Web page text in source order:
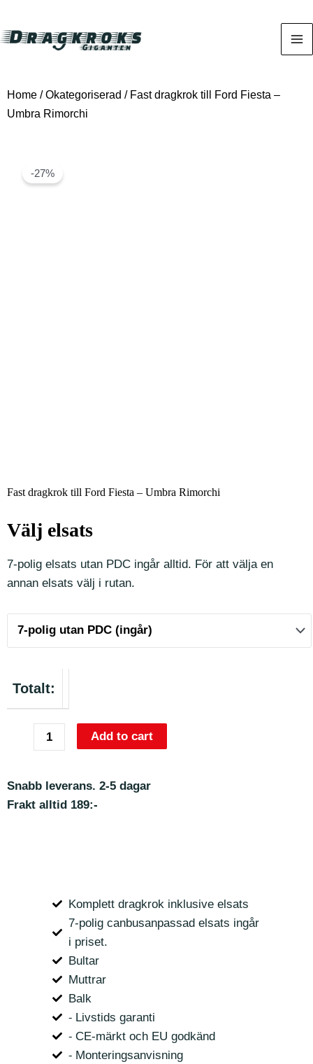
Home /Okategoriserad / Fast dragkrok till Ford Fiesta –
Umbra Rimorchi
-27%
Fast dragkrok till Ford Fiesta – Umbra Rimorchi
Välj elsats
7-polig elsats utan PDC ingår alltid. För att välja en
annan elsats välj i rutan.
Totalt:
Add to cart
Snabb leverans. 2-5 dagar
Frakt alltid 189:-
Komplett dragkrok inklusive elsats
7-polig canbusanpassad elsats ingår
i priset.
Bultar
Muttrar
Balk
⁃ Livstids garanti
⁃ CE-märkt och EU godkänd
⁃ Monteringsanvisning